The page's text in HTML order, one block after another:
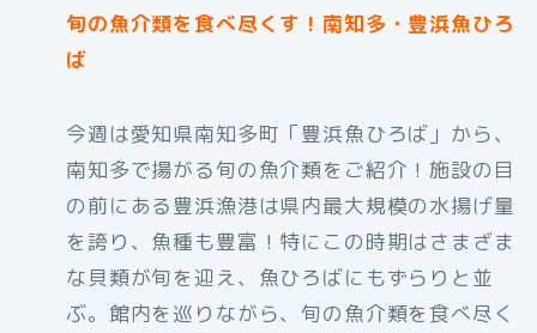
旬の魚介類を食べ尽くす！南知多・豊浜魚ひろ
ば
今週は愛知県南知多町「豊浜魚ひろば」から、
南知多で揚がる旬の魚介類をご紹介！施設の目
の前にある豊浜漁港は県内最大規模の水揚げ量
を誇り、魚種も豊富！特にこの時期はさまざま
な貝類が旬を迎え、魚ひろばにもずらりと並
ぶ。館内を巡りながら、旬の魚介類を食べ尽く